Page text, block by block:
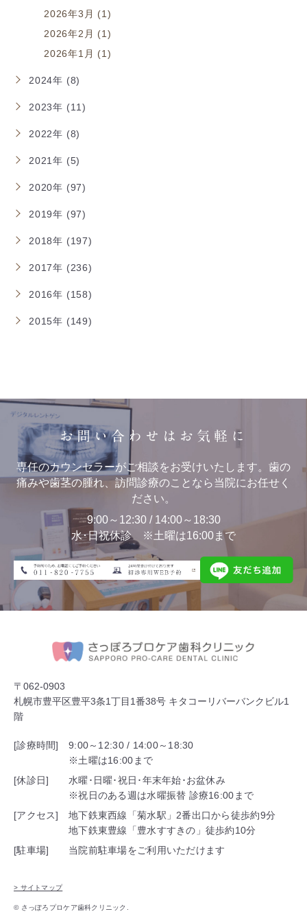
2026年3月 (1)
2026年2月 (1)
2026年1月 (1)
2024年 (8)
2023年 (11)
2022年 (8)
2021年 (5)
2020年 (97)
2019年 (97)
2018年 (197)
2017年 (236)
2016年 (158)
2015年 (149)
お問い合わせはお気軽に
専任のカウンセラーがご相談をお受けいたします。歯の
痛みや歯茎の腫れ、訪問診療のことなら当院にお任せく
ださい。
9:00～12:30 / 14:00～18:30
水･日祝休診 ※土曜は16:00まで
〒062-0903
札幌市豊平区豊平3条1丁目1番38号 キタコーリバーバンクビル1
階
[診療時間]
9:00～12:30 / 14:00～18:30
※土曜は16:00まで
[休診日]
水曜･日曜･祝日･年末年始･お盆休み
※祝日のある週は水曜振替 診療16:00まで
[アクセス]
地下鉄東西線「菊水駅」2番出口から徒歩約9分
地下鉄東豊線「豊水すすきの」徒歩約10分
[駐車場]
当院前駐車場をご利用いただけます
> サイトマップ
© さっぽろプロケア歯科クリニック.